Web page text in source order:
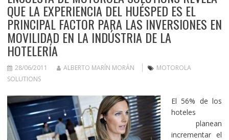
QUE LA EXPERIENCIA DEL HUÉSPED ES EL
PRINCIPAL FACTOR PARA LAS INVERSIONES EN
MOVILIDAD EN LA INDÚSTRIA DE LA
HOTELERÍA
28/06/2011 ALBERTO MARÍN MORÁN
MOTOROLA
SOLUTIONS
El 56% de los
hoteles
planean
incrementar el